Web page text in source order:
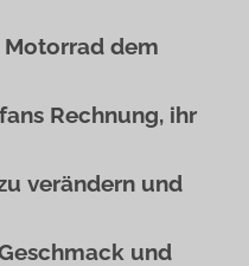
Motorrad dem
Rechnung, ihr
verändern und
und